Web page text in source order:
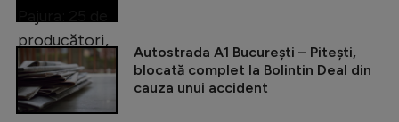
Autostrada A1 București – Pitești,
blocată complet la Bolintin Deal din
cauza unui accident